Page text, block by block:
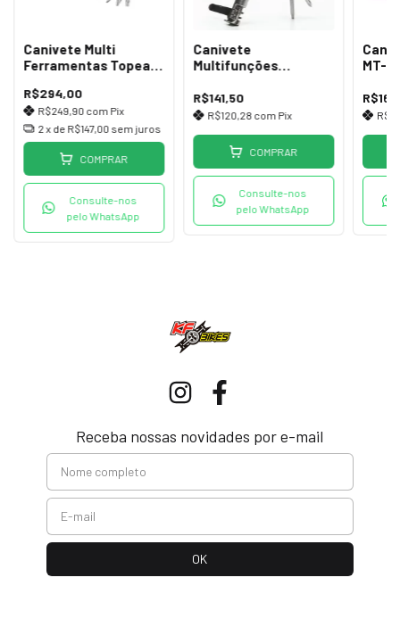
Canivete Multi
Ferramentas Topeak
R$294,00
R$249,90 com Pix
2x de R$147,00 sem juros
COMPRAR
Consulte-nos
pelo WhatsApp
Canivete
Multifunções
12 Funções
R$141,50
R$120,28 com Pix
COMPRAR
Consulte-nos
pelo WhatsApp
MT-
Receba nossas novidades por e-mail